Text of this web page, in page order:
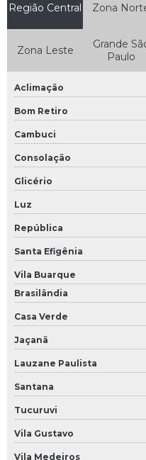
Região Central Zona
Zona Leste
Grande
Paulo
Aclimação
Bom Retiro
Cambuci
Consolação
Glicério
Luz
República
Santa Efigênia
Vila Buarque
Brasilândia
Casa Verde
Jaçanã
Lauzane Paulista
Santana
Tucuruvi
Vila Gustavo
Vila Medeiros